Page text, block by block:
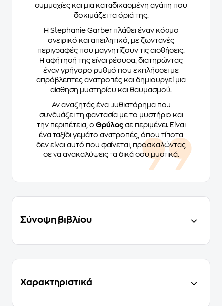
συμμαχίες και μια καταδικασμένη αγάπη που
δοκιμάζει τα όριά της.
Η Stephanie Garber πλάθει έναν κόσμο
ονειρικό και απειλητικό, με ζωντανές
περιγραφές που μαγνητίζουν τις αισθήσεις.
Η αφήτησή της είναι ρέουσα, διατηρώντας
έναν γρήγορο ρυθμό που εκπλήσσει με
απρόβλεπτες ανατροπές και δημιουργεί μια
αίσθηση μυστηρίου και θαυμασμού.
Αν αναζητάς ένα μυθιστόρημα που
συνδυάζει τη φαντασία με το μυστήριο και
την περιπέτεια, ο Θρύλοςσε περιμένει. Είναι
ένα ταξίδι γεμάτο ανατροπές, όπου τίποτα
δεν είναι αυτό που φαίνεται, προσκαλώντας
σε να ανακαλύψεις τα δικά σου μυστικά.
Σύνοψη βιβλίου
Χαρακτηριστικά